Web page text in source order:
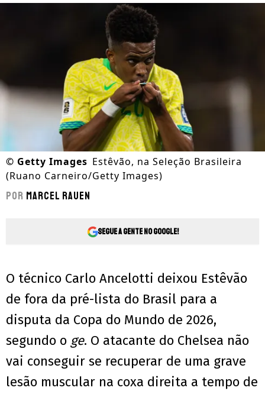
© Getty Images Estêvão, na Seleção Brasileira
(Ruano Carneiro/Getty Images)
Por Marcel Rauen
Segue a gente no Google!
O técnico Carlo Ancelotti deixou Estêvão
de fora da pré-lista do Brasil para a
disputa da Copa do Mundo de 2026,
segundo o ge. O atacante do Chelsea não
vai conseguir se recuperar de uma grave
lesão muscular na coxa direita a tempo de